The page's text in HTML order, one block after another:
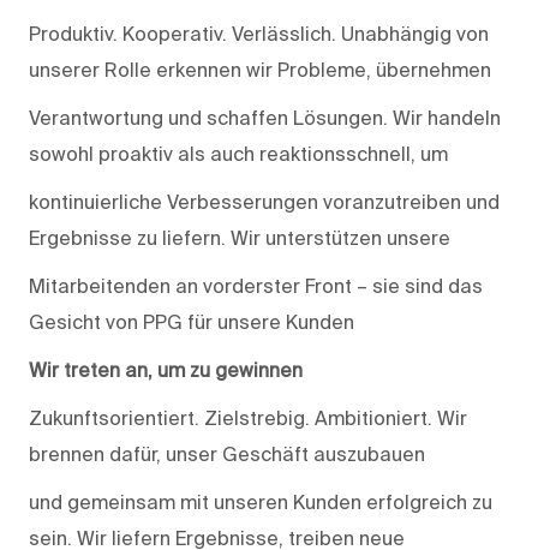
Produktiv. Kooperativ. Verlässlich. Unabhängig von
unserer Rolle erkennen wir Probleme, übernehmen
Verantwortung und schaffen Lösungen. Wir handeln
sowohl proaktiv als auch reaktionsschnell, um
kontinuierliche Verbesserungen voranzutreiben und
Ergebnisse zu liefern. Wir unterstützen unsere
Mitarbeitenden an vorderster Front – sie sind das
Gesicht von PPG für unsere Kunden
Wir treten an, um zu gewinnen
Zukunftsorientiert. Zielstrebig. Ambitioniert. Wir
brennen dafür, unser Geschäft auszubauen
und gemeinsam mit unseren Kunden erfolgreich zu
sein. Wir liefern Ergebnisse, treiben neue